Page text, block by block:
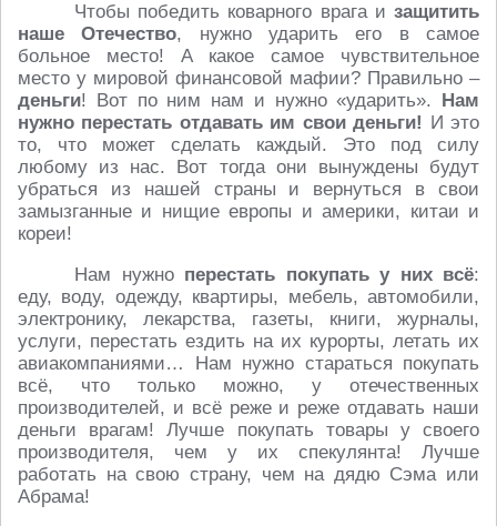
Чтобы победить коварного врага и защитить
наше Отечество, нужно ударить его в самое
больное место! А какое самое чувствительное
место у мировой финансовой мафии? Правильно –
деньги! Вот по ним нам и нужно «ударить». Нам
нужно перестать отдавать им свои деньги! И это
то, что может сделать каждый. Это под силу
любому из нас. Вот тогда они вынуждены будут
убраться из нашей страны и вернуться в свои
замызганные и нищие европы и америки, китаи и
кореи!
Нам нужно перестать покупать у них всё:
еду, воду, одежду, квартиры, мебель, автомобили,
электронику, лекарства, газеты, книги, журналы,
услуги, перестать ездить на их курорты, летать их
авиакомпаниями… Нам нужно стараться покупать
всё, что только можно, у отечественных
производителей, и всё реже и реже отдавать наши
деньги врагам! Лучше покупать товары у своего
производителя, чем у их спекулянта! Лучше
работать на свою страну, чем на дядю Сэма или
Абрама!